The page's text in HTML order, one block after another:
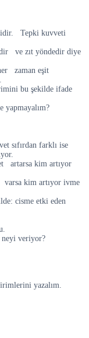
Tepki kuvveti
ve zıt yöndedir diye
zaman eşit
bu şekilde ifade
sıfırdan farklı ise
artarsa kim artıyor
varsa kim artıyor ivme
cisme etki eden
neyi veriyor?
yazalım.